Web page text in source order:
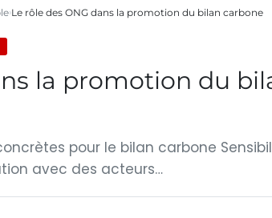
Le rôle des ONG dans la promotion du bilan carbone
la promotion du
pour le bilan carbone
avec des acteurs…